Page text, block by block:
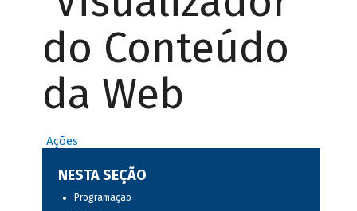
do Conteúdo
da Web
Ações
NESTA SEÇÃO
Programação